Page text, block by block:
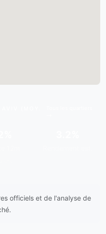
officiels et de l'analyse de